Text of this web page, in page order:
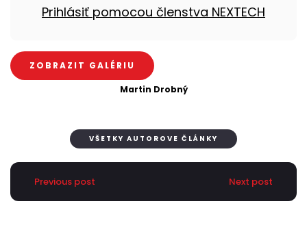
Prihlásiť pomocou členstva NEXTECH
ZOBRAZIT GALÉRIU
Martin Drobný
VŠETKY AUTOROVE ČLÁNKY
Previous post Next post